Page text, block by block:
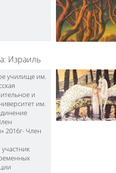
искусств.
Израиль
училище им.
и
им.
2016г- Член